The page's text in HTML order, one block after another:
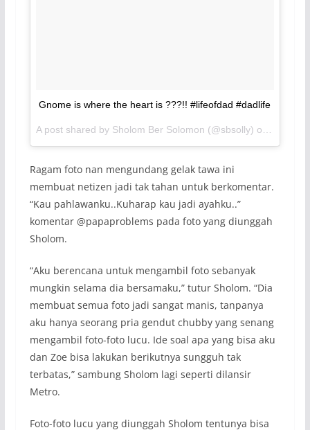
Gnome is where the heart is ???!! #lifeofdad #dadlife
A post shared by Sholom Ber Solomon (@sbsolly) on
Ragam foto nan mengundang gelak tawa ini
membuat netizen jadi tak tahan untuk berkomentar.
“Kau pahlawanku..Kuharap kau jadi ayahku..”
komentar @papaproblems pada foto yang diunggah
Sholom.
“Aku berencana untuk mengambil foto sebanyak
mungkin selama dia bersamaku,” tutur Sholom. “Dia
membuat semua foto jadi sangat manis, tanpanya
aku hanya seorang pria gendut chubby yang senang
mengambil foto-foto lucu. Ide soal apa yang bisa aku
dan Zoe bisa lakukan berikutnya sungguh tak
terbatas,” sambung Sholom lagi seperti dilansir
Metro.
Foto-foto lucu yang diunggah Sholom tentunya bisa